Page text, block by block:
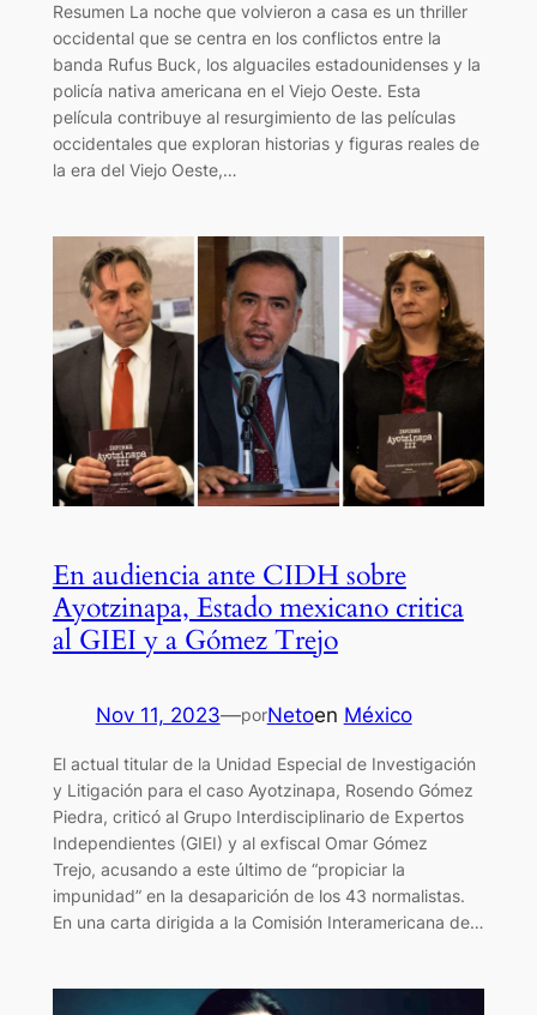
Resumen La noche que volvieron a casa es un thriller
occidental que se centra en los conflictos entre la
banda Rufus Buck, los alguaciles estadounidenses y la
policía nativa americana en el Viejo Oeste. Esta
película contribuye al resurgimiento de las películas
occidentales que exploran historias y figuras reales de
la era del Viejo Oeste,…
En audiencia ante CIDH sobre
Ayotzinapa, Estado mexicano critica
al GIEI y a Gómez Trejo
Nov 11, 2023—porNetoen México
El actual titular de la Unidad Especial de Investigación
y Litigación para el caso Ayotzinapa, Rosendo Gómez
Piedra, criticó al Grupo Interdisciplinario de Expertos
Independientes (GIEI) y al exfiscal Omar Gómez
Trejo, acusando a este último de “propiciar la
impunidad” en la desaparición de los 43 normalistas.
En una carta dirigida a la Comisión Interamericana de…